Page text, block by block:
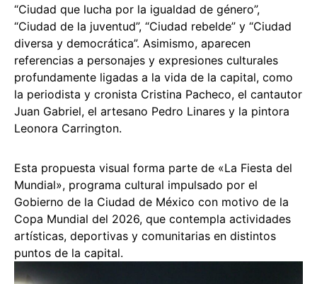
“Ciudad que lucha por la igualdad de género”,
“Ciudad de la juventud”, “Ciudad rebelde” y “Ciudad
diversa y democrática”. Asimismo, aparecen
referencias a personajes y expresiones culturales
profundamente ligadas a la vida de la capital, como
la periodista y cronista Cristina Pacheco, el cantautor
Juan Gabriel, el artesano Pedro Linares y la pintora
Leonora Carrington.
Esta propuesta visual forma parte de «La Fiesta del
Mundial», programa cultural impulsado por el
Gobierno de la Ciudad de México con motivo de la
Copa Mundial del 2026, que contempla actividades
artísticas, deportivas y comunitarias en distintos
puntos de la capital.